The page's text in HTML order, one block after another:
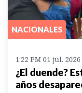
NACIONALES
1:22 PM 01 jul. 2026
¿El duende?
años